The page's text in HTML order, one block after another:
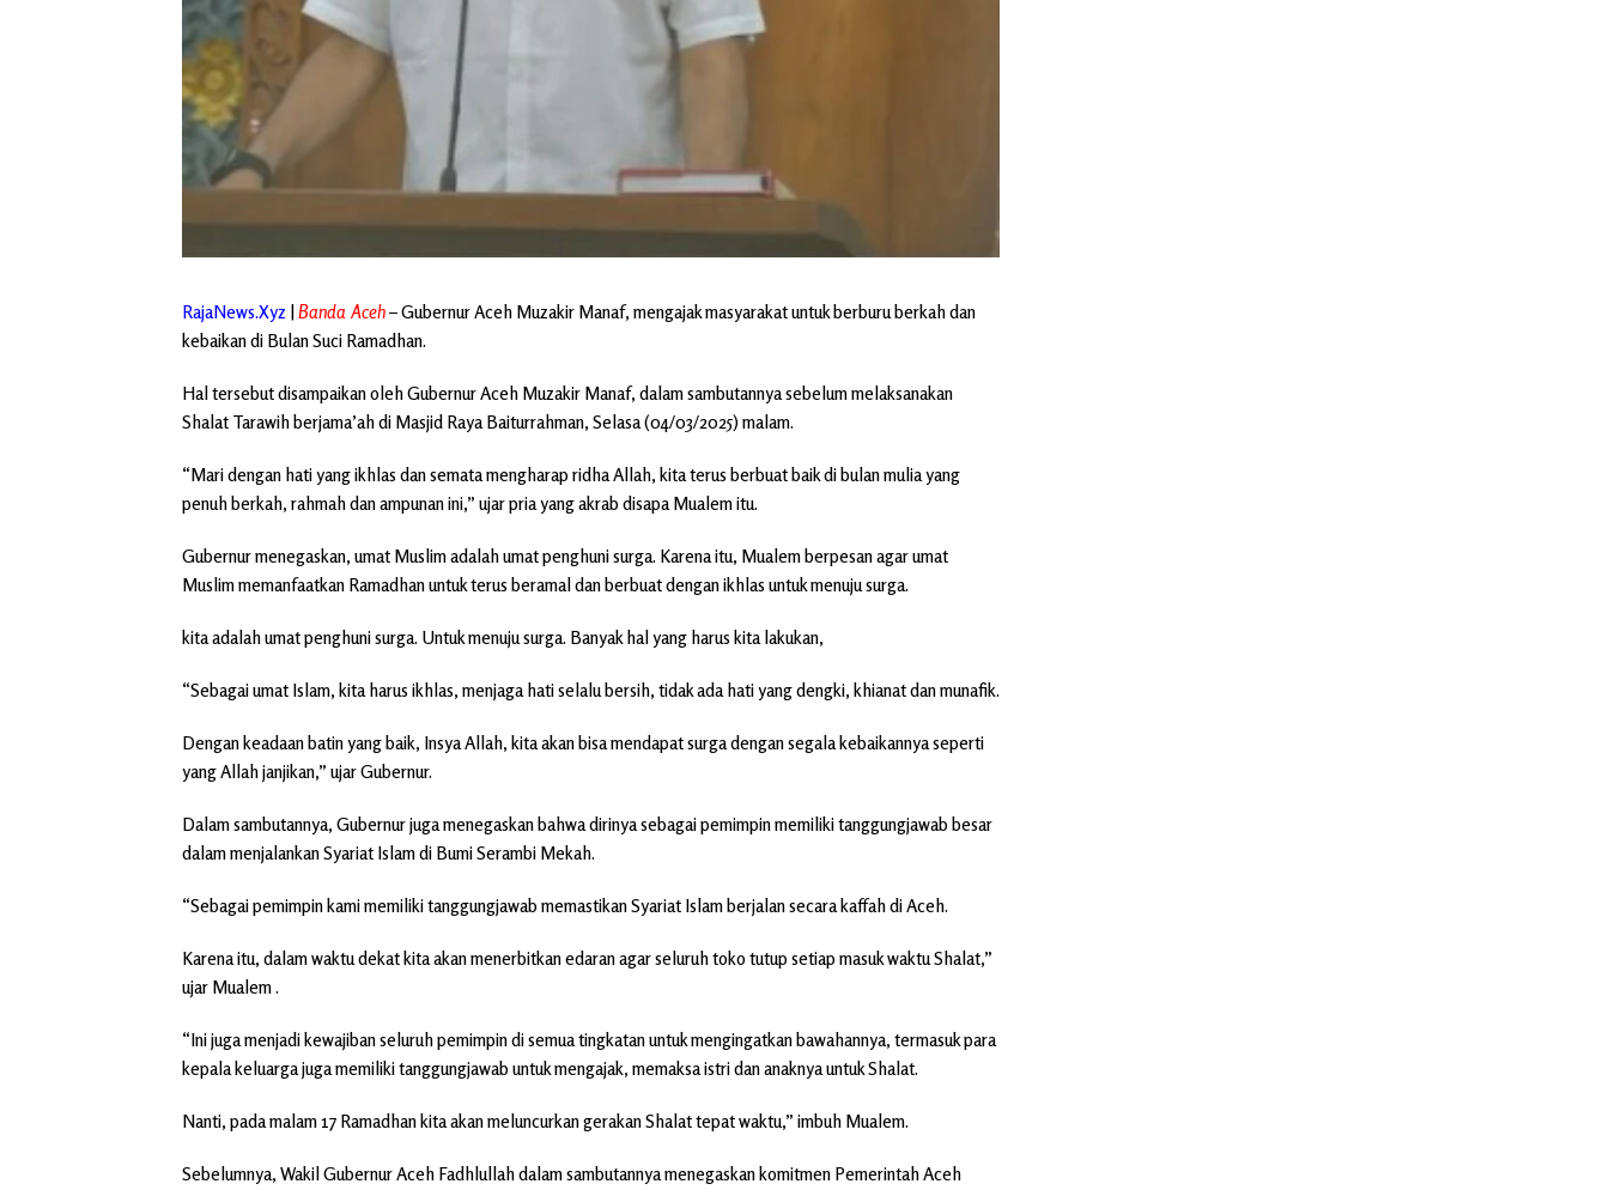
RajaNews.Xyz Banda Aceh– Gubernur Aceh Muzakir Manaf, mengajak masyarakat untuk berburu berkah dan
kebaikan di Bulan Suci Ramadhan.
Hal tersebut disampaikan oleh Gubernur Aceh Muzakir Manaf, dalam sambutannya sebelum melaksanakan
Shalat Tarawih berjama’ah di Masjid Raya Baiturrahman, Selasa (04/03/2025) malam.
“Mari dengan hati yang ikhlas dan semata mengharap ridha Allah, kita terus berbuat baik di bulan mulia yang
penuh berkah, rahmah dan ampunan ini,” ujar pria yang akrab disapa Mualem itu.
Gubernur menegaskan, umat Muslim adalah umat penghuni surga. Karena itu, Mualem berpesan agar umat
Muslim memanfaatkan Ramadhan untuk terus beramal dan berbuat dengan ikhlas untuk menuju surga.
kita adalah umat penghuni surga. Untuk menuju surga. Banyak hal yang harus kita lakukan,
“Sebagai umat Islam, kita harus ikhlas, menjaga hati selalu bersih, tidak ada hati yang dengki, khianat dan munafik.
Dengan keadaan batin yang baik, Insya Allah, kita akan bisa mendapat surga dengan segala kebaikannya seperti
yang Allah janjikan,” ujar Gubernur.
Dalam sambutannya, Gubernur juga menegaskan bahwa dirinya sebagai pemimpin memiliki tanggungjawab besar
dalam menjalankan Syariat Islam di Bumi Serambi Mekah.
“Sebagai pemimpin kami memiliki tanggungjawab memastikan Syariat Islam berjalan secara kaffah di Aceh.
Karena itu, dalam waktu dekat kita akan menerbitkan edaran agar seluruh toko tutup setiap masuk waktu Shalat,”
ujar Mualem .
“Ini juga menjadi kewajiban seluruh pemimpin di semua tingkatan untuk mengingatkan bawahannya, termasuk para
kepala keluarga juga memiliki tanggungjawab untuk mengajak, memaksa istri dan anaknya untuk Shalat.
Nanti, pada malam 17 Ramadhan kita akan meluncurkan gerakan Shalat tepat waktu,” imbuh Mualem.
Sebelumnya, Wakil Gubernur Aceh Fadhlullah dalam sambutannya menegaskan komitmen Pemerintah Aceh